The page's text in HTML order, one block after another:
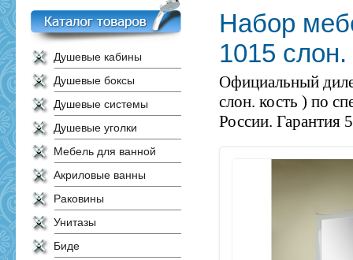
Душевые кабины
Душевые боксы
Душевые системы
Душевые уголки
Мебель для ванной
Акриловые ванны
Раковины
Унитазы
Биде
Набор
1015 слон.
Официальный
слон. кость ) по
России. Гарантия